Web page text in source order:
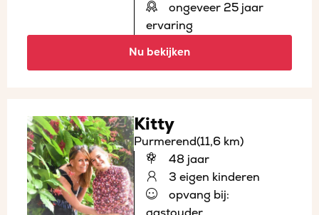
ongeveer 25 jaar
ervaring
Nu bekijken
Kitty
Purmerend(11,6 km)
48 jaar
3 eigen kinderen
opvang bij: